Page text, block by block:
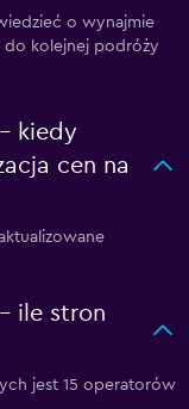
o wynajmie
kolejnej podróży
kiedy
cen na
ile stron
jest 15 operatorów